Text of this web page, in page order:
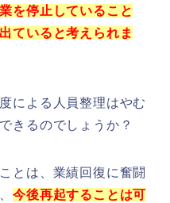
を停止していること
ていると考えられま
による人員整理はやむ
きるのでしょうか？
とは、業績回復に奮闘
今後再起することは可